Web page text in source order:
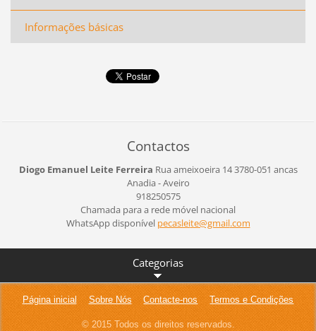
Informações básicas
Contactos
Diogo Emanuel Leite Ferreira Rua ameixoeira 143780-051 ancas
Anadia - Aveiro
918250575
Chamada para a rede móvel nacional
WhatsApp disponível pecasleite@gmail.com
Categorias
Página inicial Sobre Nós Contacte-nos Termos e Condições
© 2015 Todos os direitos reservados.